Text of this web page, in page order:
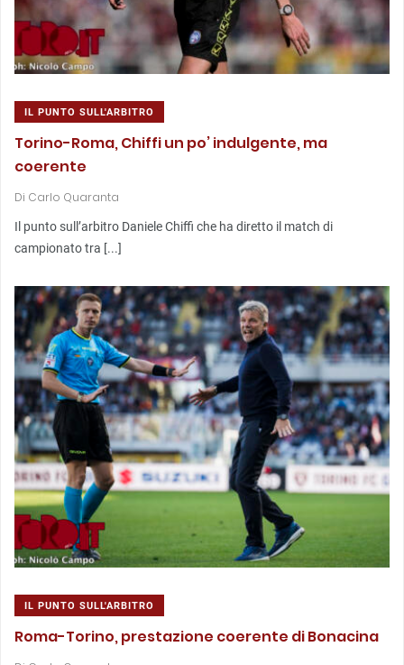
IL PUNTO SULL'ARBITRO
Torino-Roma, Chiffi un po’ indulgente, ma
coerente
Di Carlo Quaranta
Il punto sull’arbitro Daniele Chiffi che ha diretto il match di
campionato tra [...]
IL PUNTO SULL'ARBITRO
Roma-Torino, prestazione coerente di Bonacina